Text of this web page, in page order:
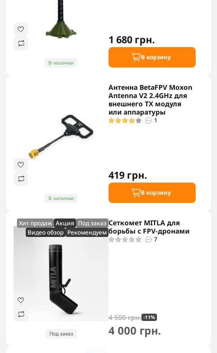
В наличии
1 680 грн.
В корзину
В наличии
Антенна BetaFPV Moxon
Antenna V2 2.4GHz для
внешнего TX модуля
или аппаратуры
1
419 грн.
В корзину
Хит продаж Акция Под заказ
Видео обзор Рекомендуем
Под заказ
Сеткомет MITLA для
борьбы с FPV-дронами
7
4 500 грн. -11%
4 000 грн.